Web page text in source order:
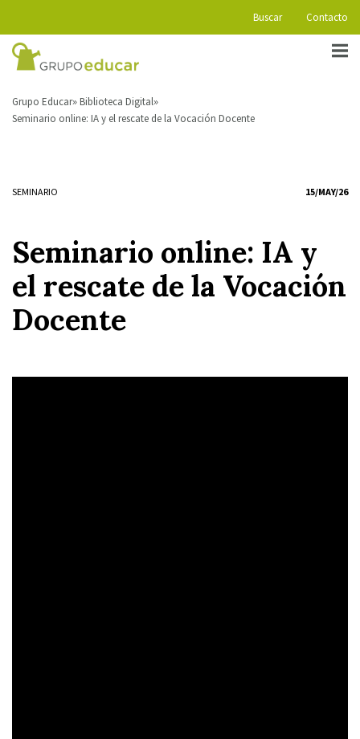
Buscar Contacto
Grupo Educar Biblioteca Digital
Seminario online: IA y el rescate de la Vocación Docente
SEMINARIO 15/MAY/26
Seminario online: IA y
el rescate de la Vocación
Docente